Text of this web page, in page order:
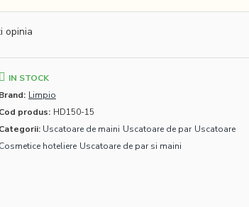
opinia
IN STOCK
Brand: Limpio
Cod produs: HD150-15
Categorii: Uscatoare de maini Uscatoare de par Uscatoare
Cosmetice hoteliere Uscatoare de par si maini